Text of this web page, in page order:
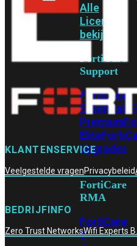
Alle
Licenties
bekijken
FortiCare
Support
FortiCare
Essentials
Premium
Elite
Upgrades
FortiCare
RMA
FortiCare
1
KLANTENSERVICE
Veelgestelde vragenPrivacybeleid
BEDRIJFINFO
Zero Trust NetworksWifi Experts